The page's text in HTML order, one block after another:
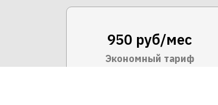
950 руб/мес
Экономный тариф